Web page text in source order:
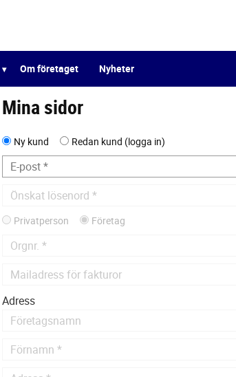
Om företaget Nyheter
Mina sidor
Ny kund Redan kund logga in
Privatperson Företag
Adress